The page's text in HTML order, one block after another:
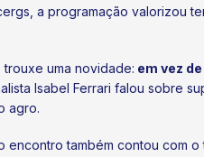
a programação valorizou
uma novidade: em vez
Isabel Ferrari falou sobre
agro.
encontro também contou com